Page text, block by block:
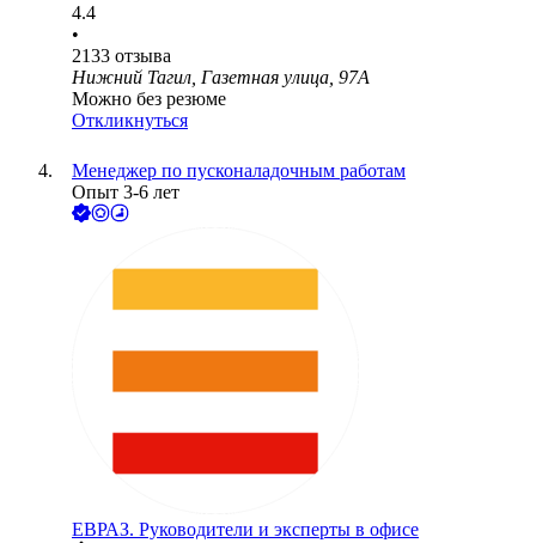
4.4
•
2133 отзыва
Нижний Тагил, Газетная улица, 97А
Можно без резюме
Откликнуться
Менеджер по пусконаладочным работам
Опыт 3-6 лет
ЕВРАЗ. Руководители и эксперты в офисе